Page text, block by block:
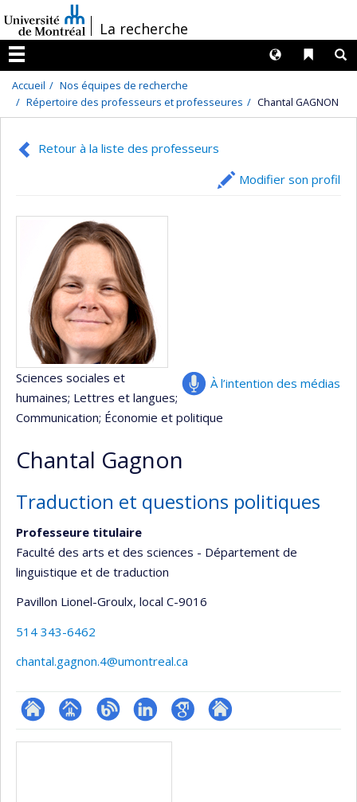
au
contenu
/La recherche
Menu
Liens
Langues
Accueil
Nos équipes de recherche
Répertoire des professeurs et professeures
Chantal GAGNON
Retour à la liste des professeurs
Modifier son profil
À l’intention des médias
Sciences sociales et
humaines; Lettres et langues;
Communication; Économie et politique
Chantal Gagnon
Traduction et questions politiques
Professeure titulaire
Faculté des arts et des sciences - Département de
linguistique et de traduction
Pavillon Lionel-Groulx, local C-9016
514 343-6462
chantal.gagnon.4@umontreal.ca
ResearchGate
Page BlogueLinkedInGoogleAutre
Médias